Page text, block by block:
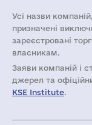
Усі назви
призначені
зареєстровані
власникам.
Заяви компаній i
джерел та
KSE Institute.